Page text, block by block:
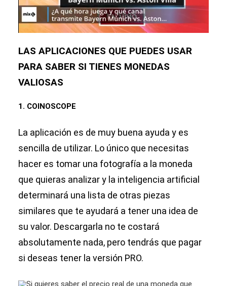
LAS APLICACIONES QUE PUEDES USAR
PARA SABER SI TIENES MONEDAS
VALIOSAS
1. COINOSCOPE
La aplicación es de muy buena ayuda y es
sencilla de utilizar. Lo único que necesitas
hacer es tomar una fotografía a la moneda
que quieras analizar y la inteligencia artificial
determinará una lista de otras piezas
similares que te ayudará a tener una idea de
su valor. Descargarla no te costará
absolutamente nada, pero tendrás que pagar
si deseas tener la versión PRO.